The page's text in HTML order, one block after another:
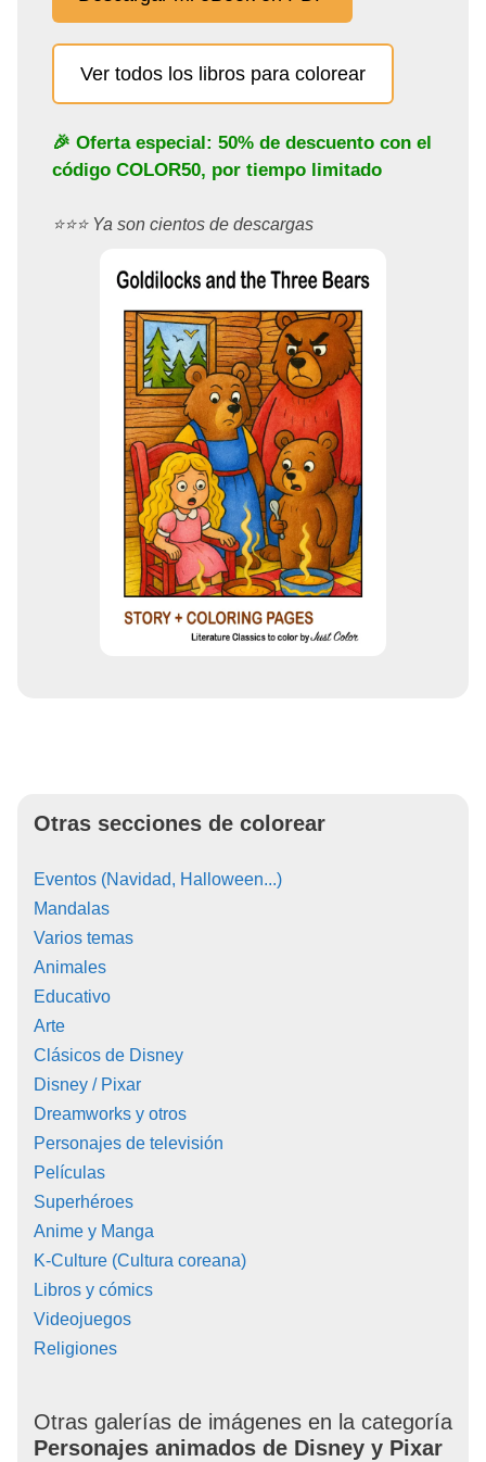
Ver todos los libros para colorear
🎉 Oferta especial: 50% de descuento con el
código COLOR50, por tiempo limitado
⭐️⭐️⭐️ Ya son cientos de descargas
Otras secciones de colorear
Eventos (Navidad, Halloween...)
Mandalas
Varios temas
Animales
Educativo
Arte
Clásicos de Disney
Disney / Pixar
Dreamworks y otros
Personajes de televisión
Películas
Superhéroes
Anime y Manga
K-Culture (Cultura coreana)
Libros y cómics
Videojuegos
Religiones
Otras galerías de imágenes en la categoría
Personajes animados de Disney y Pixar